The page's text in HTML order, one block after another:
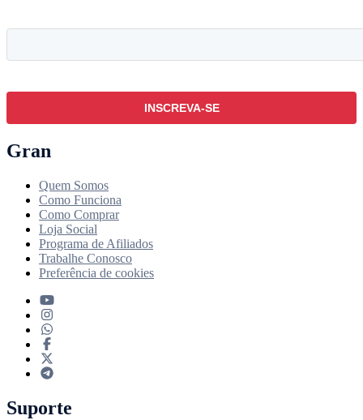
Gran
Quem Somos
Como Funciona
Como Comprar
Loja Social
Programa de Afiliados
Trabalhe Conosco
Preferência de cookies
Suporte